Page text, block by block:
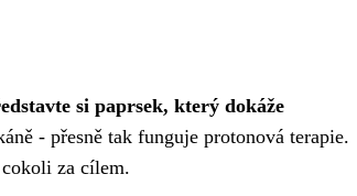
si paprsek, který dokáže
- přesně tak funguje protonová terapie.
za cílem.